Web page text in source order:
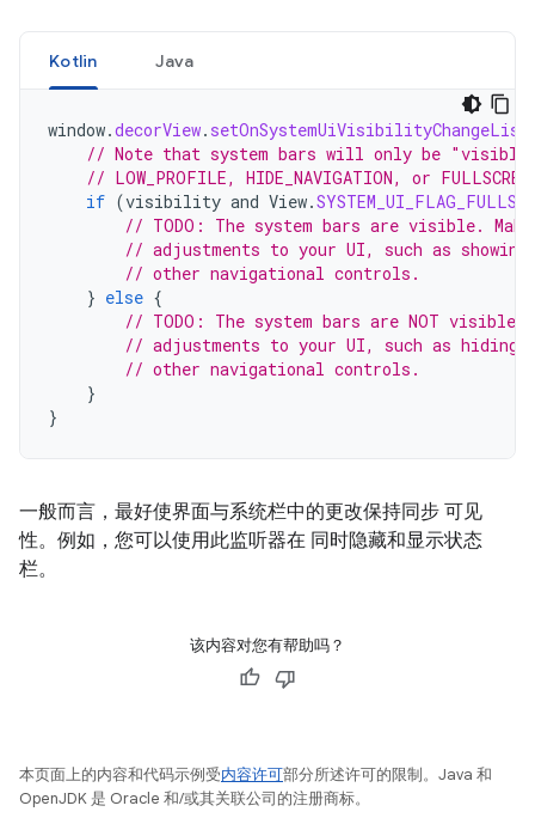
Kotlin Java
window.decorView.
// Note that system bars will only be
// LOW_PROFILE, HIDE_NAVIGATION, or
if (visibility and View.
// TODO: The system bars are visible.
// adjustments to your UI, such as
// other navigational controls.
} else {
// TODO: The system bars are NOT visible.
// adjustments to your UI, such as hiding
// other navigational controls.
}
}
一般而言，最好使界面与系统栏中的更改保持同步 可见
性。例如，您可以使用此监听器在 同时隐藏和显示状态
栏。
该内容对您有帮助吗？
本页面上的内容和代码示例受内容许可部分所述许可的限制。Java 和
OpenJDK 是 Oracle 和/或其关联公司的注册商标。